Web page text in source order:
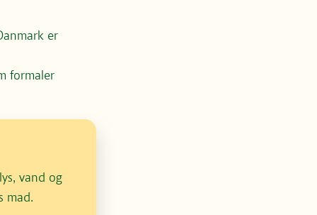
er
formaler
vand og
mad.